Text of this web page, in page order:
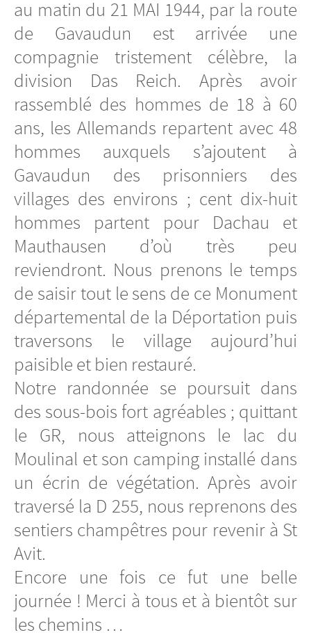
au matin du 21 MAI 1944, par la route
de Gavaudun est arrivée une
compagnie tristement célèbre, la
division Das Reich. Après avoir
rassemblé des hommes de 18 à 60
ans, les Allemands repartent avec 48
hommes auxquels s’ajoutent à
Gavaudun des prisonniers des
villages des environs ; cent dix-huit
hommes partent pour Dachau et
Mauthausen d’où très peu
reviendront. Nous prenons le temps
de saisir tout le sens de ce Monument
départemental de la Déportation puis
traversons le village aujourd’hui
paisible et bien restauré.
Notre randonnée se poursuit dans
des sous-bois fort agréables ; quittant
le GR, nous atteignons le lac du
Moulinal et son camping installé dans
un écrin de végétation. Après avoir
traversé la D 255, nous reprenons des
sentiers champêtres pour revenir à St
Avit.
Encore une fois ce fut une belle
journée ! Merci à tous et à bientôt sur
les chemins …